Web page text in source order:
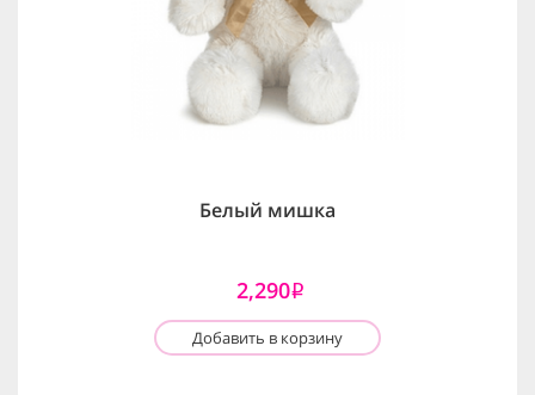
Белый мишка
2,290i
Добавить в корзину